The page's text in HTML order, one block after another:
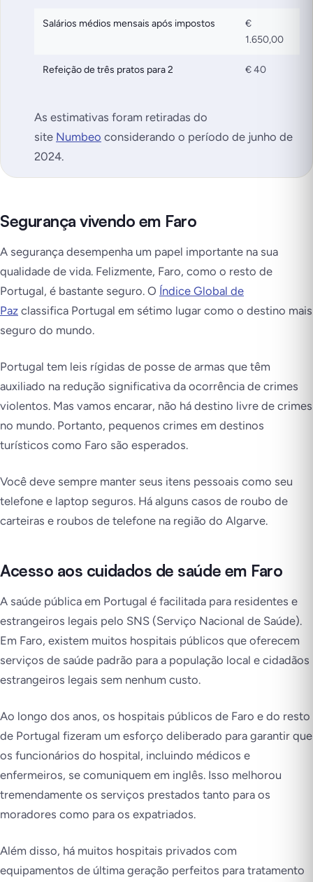
Salários médios mensais após impostos
€
1.650,00
Refeição de três pratos para 2 € 40
As estimativas foram retiradas do
site Numbeo considerando o período de junho de
2024.
Segurança vivendo em Faro
A segurança desempenha um papel importante na sua
qualidade de vida. Felizmente, Faro, como o resto de
Portugal, é bastante seguro. O Índice Global de
Paz classifica Portugal em sétimo lugar como o destino mais
seguro do mundo.
Portugal tem leis rígidas de posse de armas que têm
auxiliado na redução significativa da ocorrência de crimes
violentos. Mas vamos encarar, não há destino livre de crimes
no mundo. Portanto, pequenos crimes em destinos
turísticos como Faro são esperados.
Você deve sempre manter seus itens pessoais como seu
telefone e laptop seguros. Há alguns casos de roubo de
carteiras e roubos de telefone na região do Algarve.
Acesso aos cuidados de saúde em Faro
A saúde pública em Portugal é facilitada para residentes e
estrangeiros legais pelo SNS (Serviço Nacional de Saúde).
Em Faro, existem muitos hospitais públicos que oferecem
serviços de saúde padrão para a população local e cidadãos
estrangeiros legais sem nenhum custo.
Ao longo dos anos, os hospitais públicos de Faro e do resto
de Portugal fizeram um esforço deliberado para garantir que
os funcionários do hospital, incluindo médicos e
enfermeiros, se comuniquem em inglês. Isso melhorou
tremendamente os serviços prestados tanto para os
moradores como para os expatriados.
Além disso, há muitos hospitais privados com
equipamentos de última geração perfeitos para tratamento